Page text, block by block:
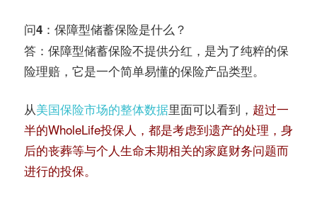
问4：保障型储蓄保险是什么？
答：保障型储蓄保险不提供分红，是为了纯粹的保
险理赔，它是一个简单易懂的保险产品类型。
从美国保险市场的整体数据里面可以看到， 超过一
半的WholeLife投保人，都是考虑到遗产的处理，身
后的丧葬等与个人生命末期相关的家庭财务问题而
进行的投保。